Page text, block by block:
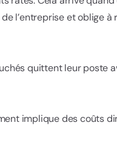
l’entreprise et oblige à
quittent leur poste
implique des coûts